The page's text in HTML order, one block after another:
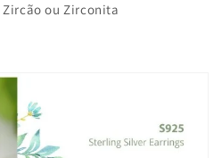
Zircão ou Zirconita